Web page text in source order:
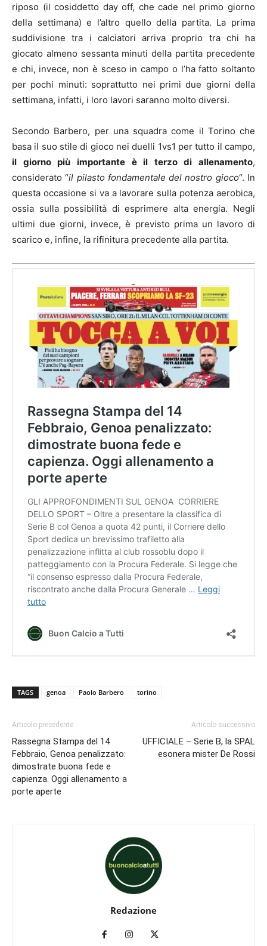
riposo (il cosiddetto day off, che cade nel primo giorno
della settimana) e l’altro quello della partita. La prima
suddivisione tra i calciatori arriva proprio tra chi ha
giocato almeno sessanta minuti della partita precedente
e chi, invece, non è sceso in campo o l’ha fatto soltanto
per pochi minuti: soprattutto nei primi due giorni della
settimana, infatti, i loro lavori saranno molto diversi.
Secondo Barbero, per una squadra come il Torino che
basa il suo stile di gioco nei duelli 1vs1 per tutto il campo,
il giorno più importante è il terzo di allenamento,
considerato “il pilasto fondamentale del nostro gioco“. In
questa occasione si va a lavorare sulla potenza aerobica,
ossia sulla possibilità di esprimere alta energia. Negli
ultimi due giorni, invece, è previsto prima un lavoro di
scarico e, infine, la rifinitura precedente alla partita.
TAGS genoa Paolo Barbero torino
Articolo precedente
Rassegna Stampa del 14
Febbraio, Genoa penalizzato:
dimostrate buona fede e
capienza. Oggi allenamento a
porte aperte
Articolo successivo
UFFICIALE – Serie B, la SPAL
esonera mister De Rossi
Redazione